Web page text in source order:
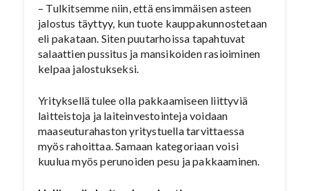
– Tulkitsemme niin, että ensimmäisen asteen
jalostus täyttyy, kun tuote kauppakunnostetaan
eli pakataan. Siten puutarhoissa tapahtuvat
salaattien pussitus ja mansikoiden rasioiminen
kelpaa jalostukseksi.
Yrityksellä tulee olla pakkaamiseen liittyviä
laitteistoja ja laiteinvestointeja voidaan
maaseuturahaston yritystuella tarvittaessa
myös rahoittaa. Samaan kategoriaan voisi
kuulua myös perunoiden pesu ja pakkaaminen.